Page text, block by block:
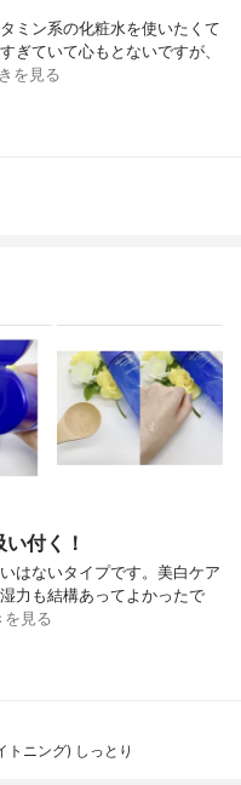
ミン系の化粧水を使いたくて
ぎていて心もとないですが、
を見る
付く！
はないタイプです。美白ケア
力も結構あってよかったで
を見る
トニング) しっとり